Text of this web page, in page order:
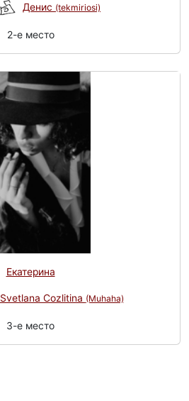
Денис (tekmiriosi)
2-e место
Екатерина
Svetlana Cozlitina (Muhaha)
3-e место